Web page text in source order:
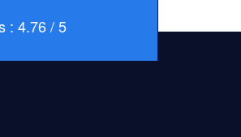
: 4.76 / 5